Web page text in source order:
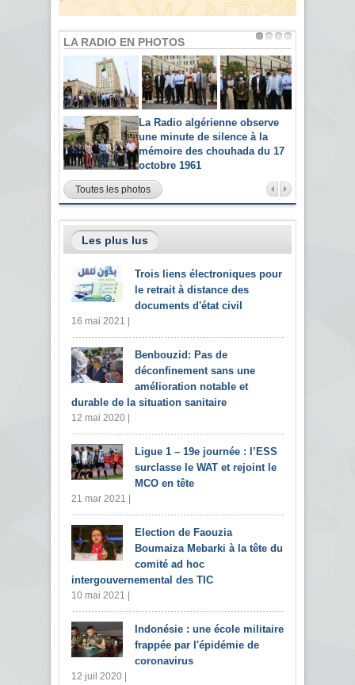
LA RADIO EN PHOTOS
La Radio algérienne observe
une minute de silence à la
mémoire des chouhada du 17
octobre 1961
Toutes les photos
Les plus lus
Trois liens électroniques pour
le retrait à distance des
documents d'état civil
16 mai 2021 |
Benbouzid: Pas de
déconfinement sans une
amélioration notable et
durable de la situation sanitaire
12 mai 2020 |
Ligue 1 – 19e journée : l’ESS
surclasse le WAT et rejoint le
MCO en tête
21 mar 2021 |
Election de Faouzia
Boumaiza Mebarki à la tête du
comité ad hoc
intergouvernemental des TIC
10 mai 2021 |
Indonésie : une école militaire
frappée par l'épidémie de
coronavirus
12 juil 2020 |